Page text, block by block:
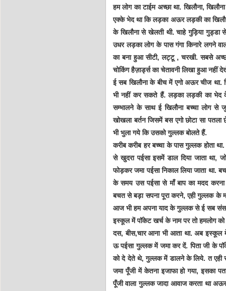
हम लोग का टाईम अच्छा था. खिलौना,
एक्के भेद था कि लड़का अऊर लड़की का
के खिलौना से खेलती थी. चाहे गुड़िया गुड्डा
उधर लड़का लोग के पास गंगा किनारे लगने
का बना हुआ सीटी, लट्टू , चरखी. सबसे
चोकिंग हैज़ार्ड्स का चेतावनी लिखा हुआ नहीं
ई सब खिलौना के बीच में एगो अऊर चीज
भी नहीं कर सकते हैं. लड़का लड़की का भेद के
सम्भालने के साथ ई खिलौना बच्चा लोग से
खोखला बर्तन जिसमें बस एगो छोटा सा पतला
भी भुला गये कि उसको गुल्लक बोलते हैं.
करीब करीब हर बच्चा के पास गुल्लक होता
से खुदरा पईसा इसमें डाल दिया जाता था,
फोड़कर जमा पईसा निकाल लिया जाता था.
के समय उस पईसा से माँ बाप का मदद
बचत से बड़ा सपना पूरा करने, एही गुल्लक के
आज भी हम अपना याद के गुल्लक से ई सब
इस्कूल में पॉकेट खर्च के नाम पर तो हमलोग
दस, बीस,चार आना भी आता था. अब इस्कूल
ऊ पईसा गुल्लक में जमा कर दें. पिता जी के
को दे देते थे, गुल्लक में डालने के लिये. त एही
जमा पूँजी में केतना इजाफा हो गया, इसका
पूँजी वाला गुल्लक जादा आवाज करता था